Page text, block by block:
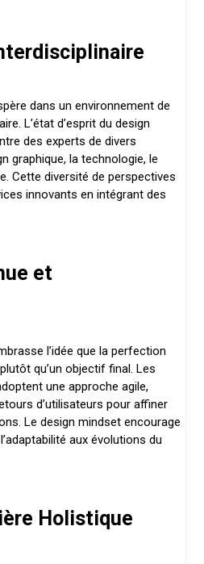
dans un environnement de
L’état d’esprit du design
des experts de divers
graphique, la technologie, le
Cette diversité de perspectives
innovants en intégrant des
et
l’idée que la perfection
qu’un objectif final. Les
une approche agile,
d’utilisateurs pour affiner
Le design mindset encourage
aux évolutions du
Holistique